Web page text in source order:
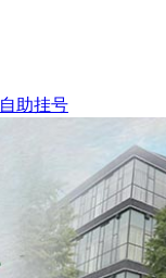
自助挂号